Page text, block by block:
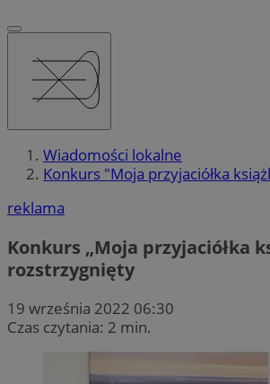
Wiadomości lokalne
Konkurs "Moja przyjaciółka
reklama
Konkurs „Moja przyjaciółka
rozstrzygnięty
19 września 2022 06:30
Czas czytania: 2 min.